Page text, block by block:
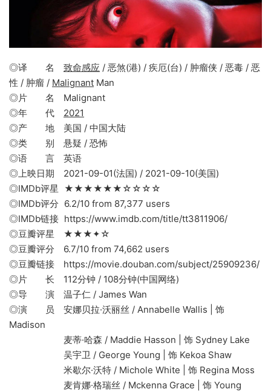
◎译 名 致命感应 / 恶煞(港) / 疾厄(台) / 肿瘤侠 / 恶毒 / 恶
性 / 肿瘤 / Malignant Man
◎片 名 Malignant
◎年 代 2021
◎产 地 美国 / 中国大陆
◎类 别 悬疑 / 恐怖
◎语 言 英语
◎上映日期 2021-09-01(法国) / 2021-09-10(美国)
◎IMDb评星 ★★★★★★☆☆☆☆
◎IMDb评分 6.2/10 from 87,377 users
◎IMDb链接 https://www.imdb.com/title/tt3811906/
◎豆瓣评星 ★★★✦☆
◎豆瓣评分 6.7/10 from 74,662 users
◎豆瓣链接 https://movie.douban.com/subject/25909236/
◎片 长 112分钟 / 108分钟(中国网络)
◎导 演 温子仁 / James Wan
◎演 员 安娜贝拉·沃丽丝 / Annabelle Wallis | 饰
Madison
麦蒂·哈森 / Maddie Hasson | 饰 Sydney Lake
吴宇卫 / George Young | 饰 Kekoa Shaw
米歇尔·沃特 / Michole White | 饰 Regina Moss
麦肯娜·格瑞丝 / Mckenna Grace | 饰 Young